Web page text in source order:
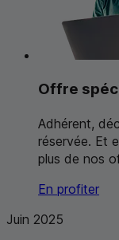
Offre
Adhérent,
réservée. Et
plus de nos
En profiter
Juin 2025